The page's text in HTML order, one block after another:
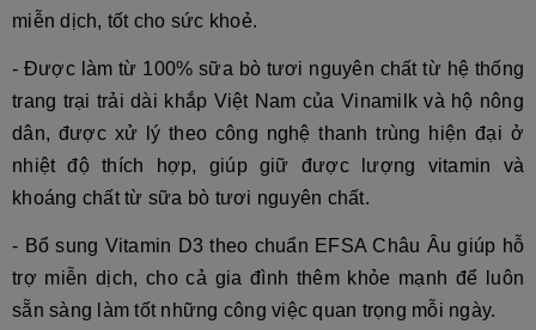
miễn dịch, tốt cho sức khoẻ.
- Được làm từ 100% sữa bò tươi nguyên chất từ hệ thống
trang trại trải dài khắp Việt Nam của Vinamilk và hộ nông
dân, được xử lý theo công nghệ thanh trùng hiện đại ở
nhiệt độ thích hợp, giúp giữ được lượng vitamin và
khoáng chất từ sữa bò tươi nguyên chất.
- Bổ sung Vitamin D3 theo chuẩn EFSA Châu Âu giúp hỗ
trợ miễn dịch, cho cả gia đình thêm khỏe mạnh để luôn
sẵn sàng làm tốt những công việc quan trọng mỗi ngày.